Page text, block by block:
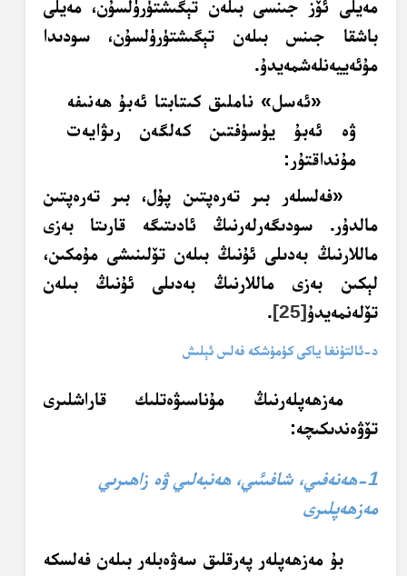
مەيلى ئۆز جىنسى بىلەن تېگىشتۈرۈلسۇن، مەيلى
باشقا جىنسبىلەن تېگىشتۈرۈلسۇن، سودىدا
مۇئەييەنلەشمەيدۇ.
«ئەسل» ناملىق كىتابتا ئەبۇ ھەنىفە
ۋە ئەبۇ يۈسۈفتىن كەلگەن رىۋايەت
مۇنداقتۇر:
«فەلسلەر بىر تەرەپتىن پۇل، بىر تەرەپتىن
مالدۇر. سودىگەرلەرنىڭ ئادىتىگە قارىتا بەزى
ماللارنىڭ بەدىلى ئۇنىڭ بىلەن تۆلىنىشى مۇمكىن،
لېكىن بەزى ماللارنىڭ بەدىلى ئۇنىڭ بىلەن
تۆلەنمەيدۇ[25]
.
د-ئالتۇنغا ياكى كۈمۈشكە فەلس ئېلىش
مەزھەپلەرنىڭ مۇناسىۋەتلىك قاراشلىرى
تۆۋەندىكىچە:
1-ھەنەفىي، شافىئىي، ھەنبەلىي ۋە زاھىرىي
مەزھەپلىرى
بۇ مەزھەپلەر پەرقلىق سەۋەبلەر بىلەن فەلسكە